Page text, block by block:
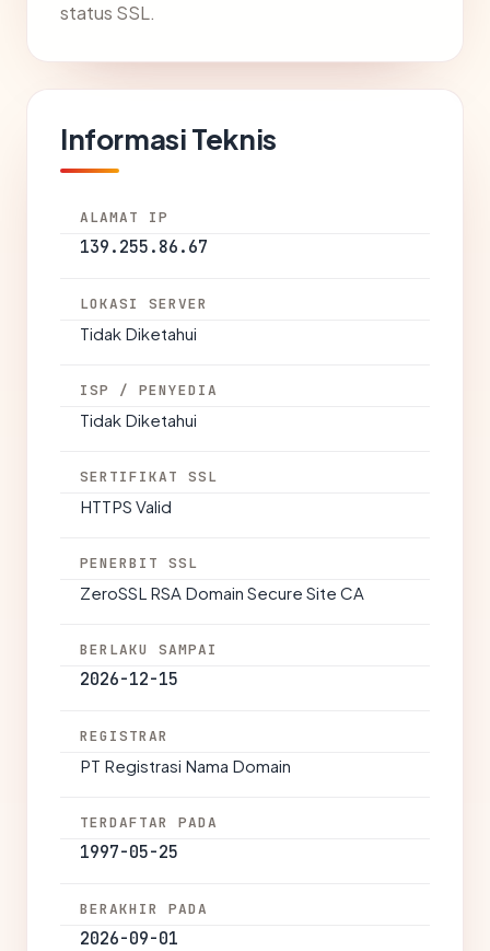
status SSL.
Informasi Teknis
ALAMAT IP
139.255.86.67
LOKASI SERVER
Tidak Diketahui
ISP / PENYEDIA
Tidak Diketahui
SERTIFIKAT SSL
HTTPS Valid
PENERBIT SSL
ZeroSSL RSA Domain Secure Site CA
BERLAKU SAMPAI
2026-12-15
REGISTRAR
PT Registrasi Nama Domain
TERDAFTAR PADA
1997-05-25
BERAKHIR PADA
2026-09-01